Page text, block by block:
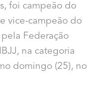
foi campeão do
vice-campeão do
Federação
na categoria
domingo (25), no